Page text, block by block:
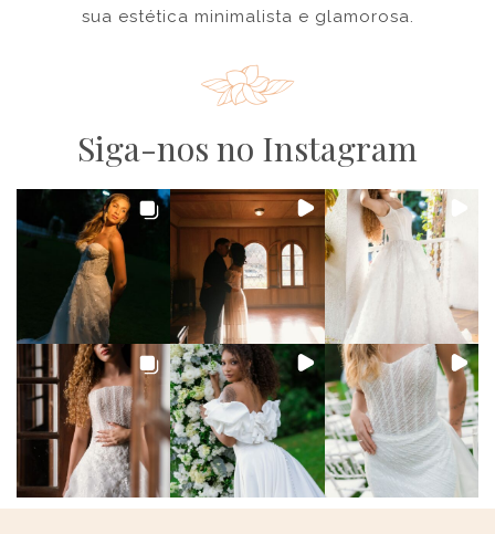
sua estética minimalista e glamorosa.
Siga-nos no Instagram